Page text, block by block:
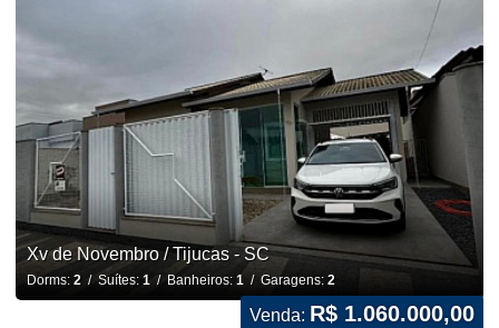
Xv de Novembro / Tijucas - SC
Dorms: 2/ Suítes: 1/ Banheiros: 1/ Garagens: 2
Venda: R$ 1.060.000,00